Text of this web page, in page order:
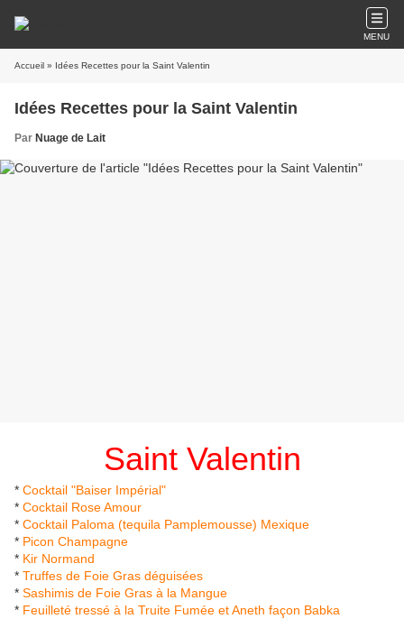
MENU
Accueil » Idées Recettes pour la Saint Valentin
Idées Recettes pour la Saint Valentin
Par Nuage de Lait
Saint Valentin
* Cocktail "Baiser Impérial"
* Cocktail Rose Amour
* Cocktail Paloma (tequila Pamplemousse) Mexique
* Picon Champagne
* Kir Normand
* Truffes de Foie Gras déguisées
* Sashimis de Foie Gras à la Mangue
* Feuilleté tressé à la Truite Fumée et Aneth façon Babka